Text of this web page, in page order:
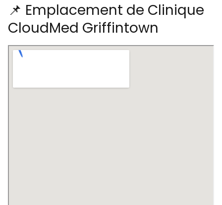
📌 Emplacement de Clinique
CloudMed Griffintown